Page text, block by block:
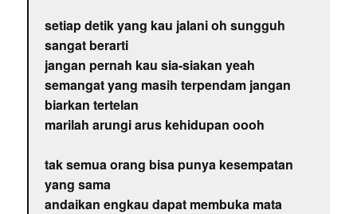
setiap detik yang kau jalani oh sungguh
sangat berarti
jangan pernah kau sia-siakan yeah
semangat yang masih terpendam jangan
biarkan tertelan
marilah arungi arus kehidupan oooh
tak semua orang bisa punya kesempatan
yang sama
andaikan engkau dapat membuka mata